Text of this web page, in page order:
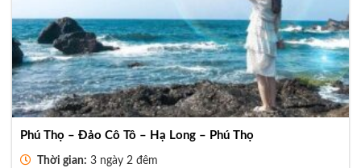
Phú Thọ – Đảo Cô Tô – Hạ Long – Phú Thọ
Thời gian: 3 ngày 2 đêm